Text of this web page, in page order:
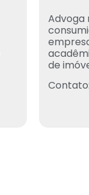
Advoga
de
Contato: